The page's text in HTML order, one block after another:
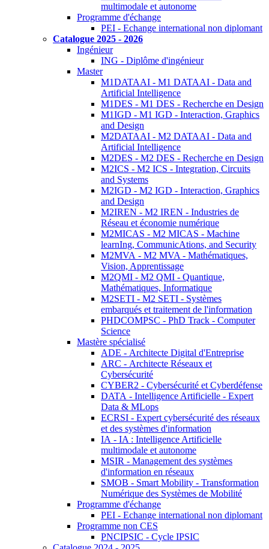
multimodale et autonome
Programme d'échange
PEI - Echange international non diplomant
Catalogue 2025 - 2026
Ingénieur
ING - Diplôme d'ingénieur
Master
M1DATAAI - M1 DATAAI - Data and
Artificial Intelligence
M1DES - M1 DES - Recherche en Design
M1IGD - M1 IGD - Interaction, Graphics
and Design
M2DATAAI - M2 DATAAI - Data and
Artificial Intelligence
M2DES - M2 DES - Recherche en Design
M2ICS - M2 ICS - Integration, Circuits
and Systems
M2IGD - M2 IGD - Interaction, Graphics
and Design
M2IREN - M2 IREN - Industries de
Réseau et économie numérique
M2MICAS - M2 MICAS - Machine
learnIng, CommunicAtions, and Security
M2MVA - M2 MVA - Mathématiques,
Vision, Apprentissage
M2QMI - M2 QMI - Quantique,
Mathématiques, Informatique
M2SETI - M2 SETI - Systèmes
embarqués et traitement de l'information
PHDCOMPSC - PhD Track - Computer
Science
Mastère spécialisé
ADE - Architecte Digital d'Entreprise
ARC - Architecte Réseaux et
Cybersécurité
CYBER2 - Cybersécurité et Cyberdéfense
DATA - Intelligence Artificielle - Expert
Data & MLops
ECRSI - Expert cybersécurité des réseaux
et des systèmes d'information
IA - IA : Intelligence Artificielle
multimodale et autonome
MSIR - Management des systèmes
d'information en réseaux
SMOB - Smart Mobility - Transformation
Numérique des Systèmes de Mobilité
Programme d'échange
PEI - Echange international non diplomant
Programme non CES
PNCIPSIC - Cycle IPSIC